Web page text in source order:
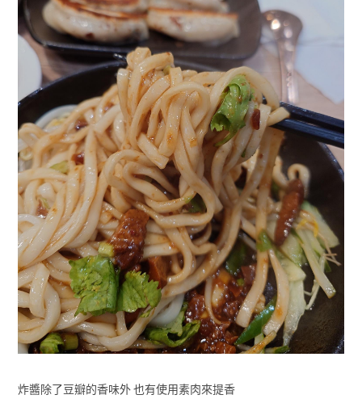
炸醬除了豆瓣的香味外 也有使用素肉來提香